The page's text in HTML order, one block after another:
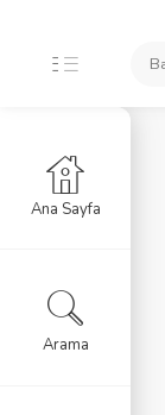
Ana Sayfa
Arama